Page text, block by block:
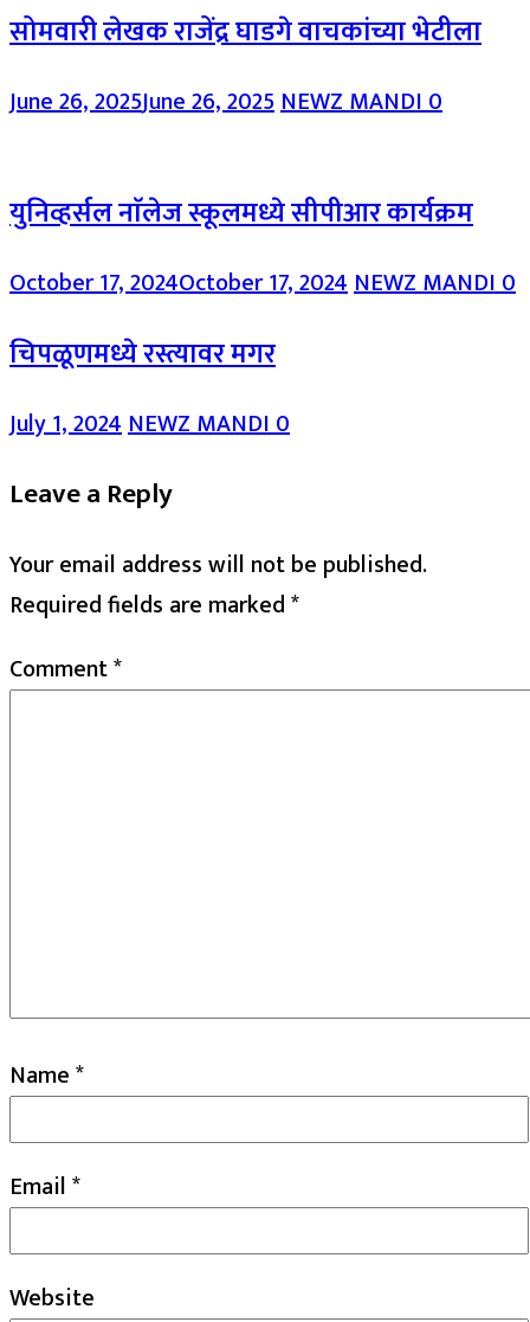
सोमवारी लेखक राजेंद्र घाडगे वाचकांच्या भेटीला
June 26, 2025June 26, 2025NEWZ MANDI0
युनिव्हर्सल नाॅलेज स्कूलमध्ये सीपीआर कार्यक्रम
October 17, 2024October 17, 2024NEWZ MANDI0
चिपळूणमध्ये रस्त्यावर मगर
July 1, 2024NEWZ MANDI0
Leave a Reply
Your email address will not be published.
Required fields are marked*
Comment*
Name*
Email*
Website